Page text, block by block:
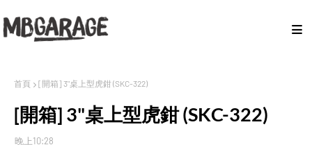
首頁 [開箱] 3"桌上型虎鉗 (SKC-322)
[開箱] 3"桌上型虎鉗 (SKC-322)
晚上10:28